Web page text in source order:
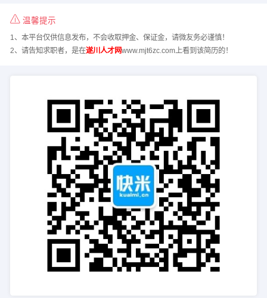
温馨提示
1、本平台仅供信息发布，不会收取押金、保证金，请微友务必谨慎！
2、请告知求职者，是在遂川人才网www.mjt6zc.com上看到该简历的！